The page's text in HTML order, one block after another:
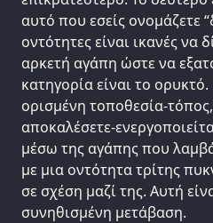
αυτό που εσείς ονομάζετε
οντότητες είναι ικανές να
αρκετή αγάπη ώστε να
κατηγορία είναι το
ορισμένη τοποθεσία-
αποκαλέσετε-
μέσω της αγάπης που
με μια οντότητα τρίτης
σε σχέση μαζί της. Αυτή
συνηθισμένη μετάβαση.